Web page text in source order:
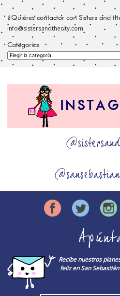
¿Quiéres contactar con Sisters and
info@sistersandthecity.com
Categorías
Categorías
Recibe nuestros
feliz en San